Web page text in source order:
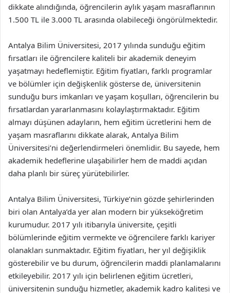
dikkate alındığında, öğrencilerin aylık yaşam masraflarının
1.500 TL ile 3.000 TL arasında olabileceği öngörülmektedir.
Antalya Bilim Üniversitesi, 2017 yılında sunduğu eğitim
fırsatları ile öğrencilere kaliteli bir akademik deneyim
yaşatmayı hedeflemiştir. Eğitim fiyatları, farklı programlar
ve bölümler için değişkenlik gösterse de, üniversitenin
sunduğu burs imkanları ve yaşam koşulları, öğrencilerin bu
fırsatlardan yararlanmasını kolaylaştırmaktadır. Eğitim
almayı düşünen adayların, hem eğitim ücretlerini hem de
yaşam masraflarını dikkate alarak, Antalya Bilim
Üniversitesi’ni değerlendirmeleri önemlidir. Bu sayede, hem
akademik hedeflerine ulaşabilirler hem de maddi açıdan
daha planlı bir süreç yürütebilirler.
Antalya Bilim Üniversitesi, Türkiye’nin gözde şehirlerinden
biri olan Antalya’da yer alan modern bir yükseköğretim
kurumudur. 2017 yılı itibarıyla üniversite, çeşitli
bölümlerinde eğitim vermekte ve öğrencilere farklı kariyer
olanakları sunmaktadır. Eğitim fiyatları, her yıl değişiklik
gösterebilir ve bu durum, öğrencilerin maddi planlamalarını
etkileyebilir. 2017 yılı için belirlenen eğitim ücretleri,
üniversitenin sunduğu hizmetler, akademik kadro kalitesi ve